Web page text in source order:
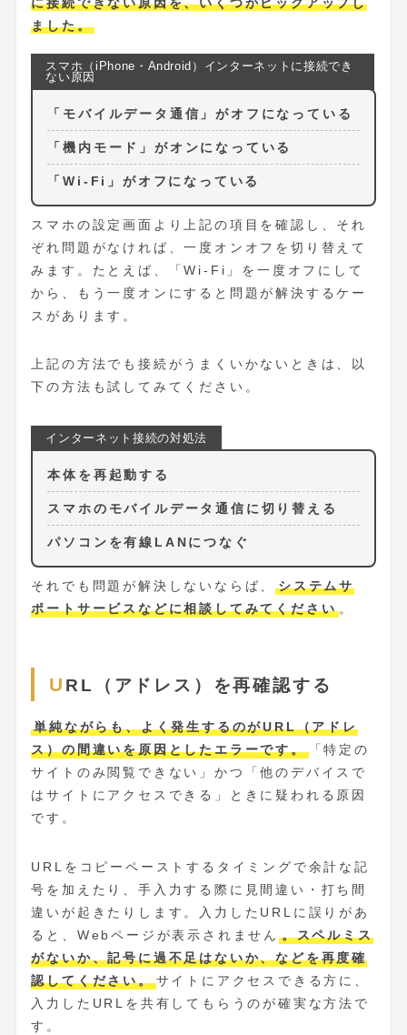
ました。
「モバイルデータ通信」がオフになっている
「機内モード」がオンになっている
「Wi-Fi」がオフになっている
スマホの設定画面より上記の項目を確認し、それ
ぞれ問題がなければ、一度オンオフを切り替えて
みます。たとえば、「Wi-Fi」を一度オフにして
から、もう一度オンにすると問題が解決するケー
スがあります。
上記の方法でも接続がうまくいかないときは、以
下の方法も試してみてください。
本体を再起動する
スマホのモバイルデータ通信に切り替える
パソコンを有線LANにつなぐ
それでも問題が解決しないならば、システムサ
ポートサービスなどに相談してみてください 。
URL（アドレス）を再確認する
単純ながらも、よく発生するのがURL（アドレ
ス）の間違いを原因としたエラーです。「特定の
サイトのみ閲覧できない」かつ「他のデバイスで
はサイトにアクセスできる」ときに疑われる原因
です。
URLをコピーペーストするタイミングで余計な記
号を加えたり、手入力する際に見間違い・打ち間
違いが起きたりします。入力したURLに誤りがあ
ると、Webページが表示されません 。スペルミス
がないか、記号に過不足はないか、などを再度確
認してください。サイトにアクセスできる方に、
入力したURLを共有してもらうのが確実な方法で
す。